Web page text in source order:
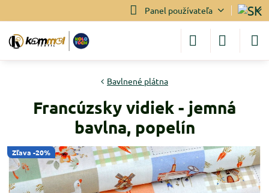
Panel používateľa
Zľava -20%
Bavlnené plátna
Francúzsky vidiek - jemná
bavlna, popelín